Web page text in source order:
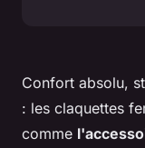
Confort absolu,
: les claquettes
comme